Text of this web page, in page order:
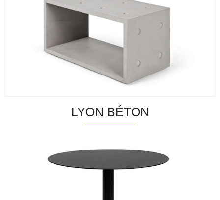
LYON BÉTON